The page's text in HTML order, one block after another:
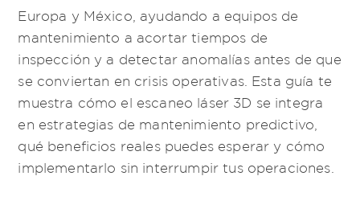
Europa y México, ayudando a equipos de
mantenimiento a acortar tiempos de
inspección y a detectar anomalías antes de que
se conviertan en crisis operativas. Esta guía te
muestra cómo el escaneo láser 3D se integra
en estrategias de mantenimiento predictivo,
qué beneficios reales puedes esperar y cómo
implementarlo sin interrumpir tus operaciones.